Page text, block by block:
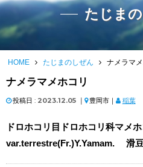
たじま
HOME たじまのしぜん ナメラマ
ナメラマメホコリ
投稿日 : 2023.12.05 ｜ 豊岡市｜ 稲葉
ドロホコリ目ドロホコリ科マメ
var.terrestre(Fr.)Y.Yamam. 滑